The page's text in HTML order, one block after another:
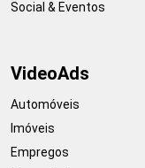
Social & Eventos
VideoAds
Automóveis
Imóveis
Empregos